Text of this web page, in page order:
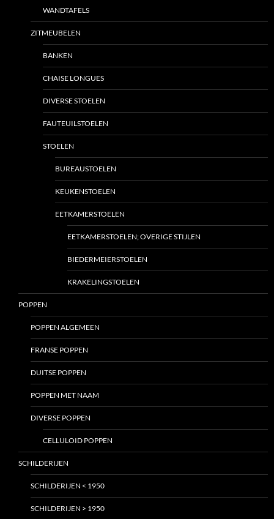
WANDTAFELS
ZITMEUBELEN
BANKEN
CHAISE LONGUES
DIVERSE STOELEN
FAUTEUILSTOELEN
STOELEN
BUREAUSTOELEN
KEUKENSTOELEN
EETKAMERSTOELEN
EETKAMERSTOELEN; OVERIGE STIJLEN
BIEDERMEIERSTOELEN
KRAKELINGSTOELEN
POPPEN
POPPEN ALGEMEEN
FRANSE POPPEN
DUITSE POPPEN
POPPEN MET NAAM
DIVERSE POPPEN
CELLULOID POPPEN
SCHILDERIJEN
SCHILDERIJEN < 1950
SCHILDERIJEN > 1950